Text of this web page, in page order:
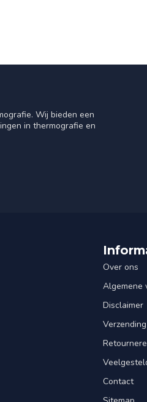
Wij bieden een
in thermografie en
Over ons
Algemene
Disclaimer
Verzending
Contact